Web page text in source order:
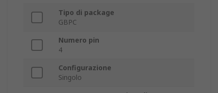
Tipo di package
GBPC
Numero pin
4
Configurazione
Singolo